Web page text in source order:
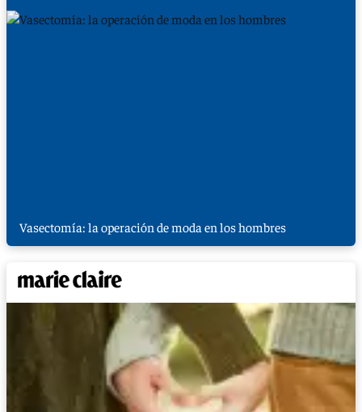
Vasectomía: la operación de moda en los hombres